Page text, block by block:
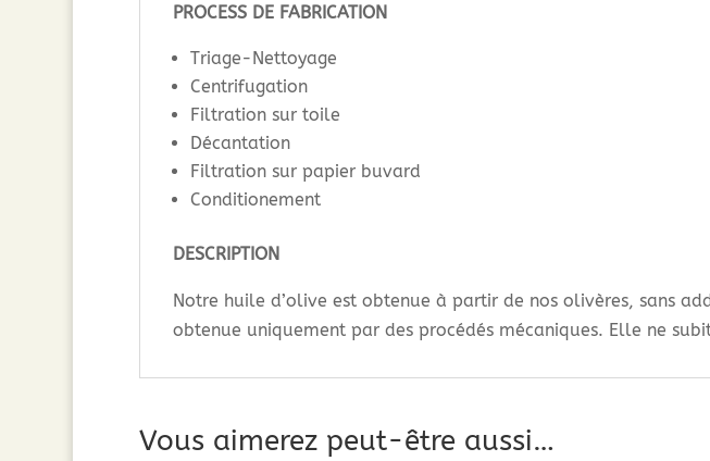
PROCESS DE FABRICATION
Triage-Nettoyage
Centrifugation
Filtration sur toile
Décantation
Filtration sur papier buvard
Conditionement
DESCRIPTION
Notre huile d’olive est obtenue à partir de nos olivères, sans
obtenue uniquement par des procédés mécaniques. Elle ne
Vous aimerez peut-être aussi…